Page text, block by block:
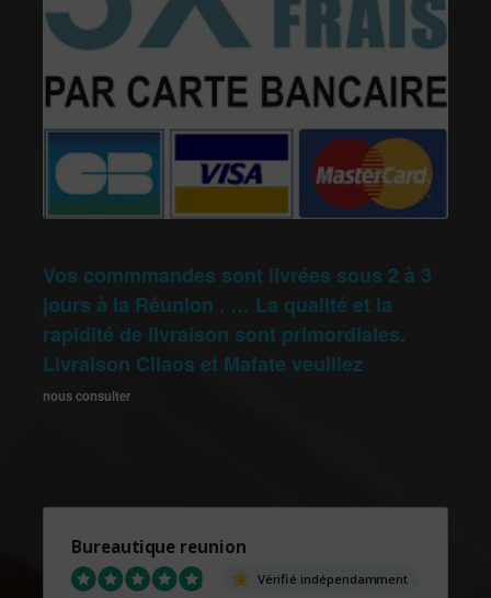
Vos commmandes sont livrées sous 2 à 3
jours à la Réunion . … La qualité et la
rapidité de livraison sont primordiales.
Livraison Cilaos et Mafate veuillez
nous consulter
Bureautique reunion
Vérifié indépendamment